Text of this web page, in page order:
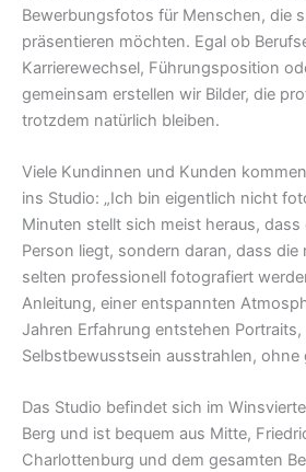
Bewerbungsfotos für Menschen, die
präsentieren möchten. Egal ob
Karrierewechsel, Führungsposition
gemeinsam erstellen wir Bilder, die
trotzdem natürlich bleiben.
Viele Kundinnen und Kunden
ins Studio: „Ich bin eigentlich nicht
Minuten stellt sich meist heraus,
Person liegt, sondern daran, dass die
selten professionell fotografiert
Anleitung, einer entspannten
Jahren Erfahrung entstehen Portraits,
Selbstbewusstsein ausstrahlen, ohne
Das Studio befindet sich im
Berg und ist bequem aus Mitte,
Charlottenburg und dem gesamten